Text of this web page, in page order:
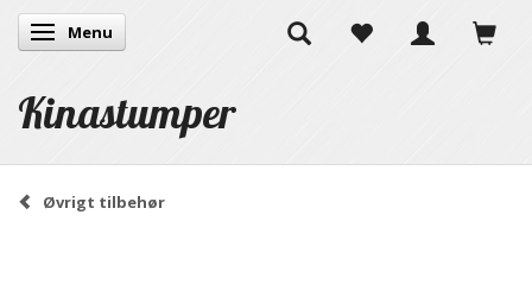
Skifte navigation
Menu
Kinastumper
Øvrigt tilbehør